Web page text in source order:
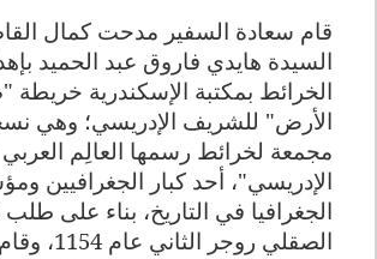
قام سعادة السفير مدحت كمال
السيدة هايدي فاروق عبد الحميد
الخرائط بمكتبة الإسكندرية خريطة
الأرض" للشريف الإدريسي؛ وهي
مجمعة لخرائط رسمها العالِم
الإدريسي"، أحد كبار الجغرافيين
الجغرافيا في التاريخ، بناء على
الصقلي روجر